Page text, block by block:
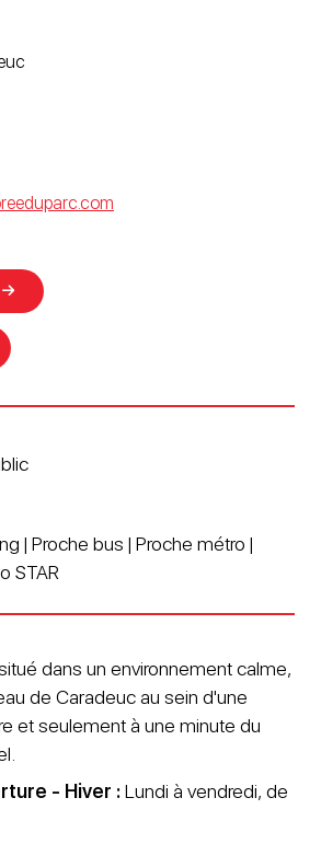
| Proche bus | Proche métro |
STAR
dans un environnement calme,
de Caradeuc au sein d'une
et seulement à une minute du
- Hiver :Lundi à vendredi, de